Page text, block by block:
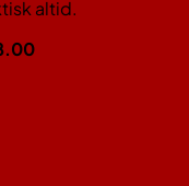
altid.